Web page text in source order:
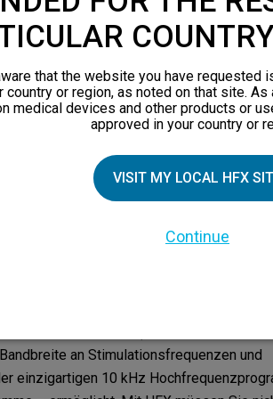
Innovationen Leben positiv zu
mit der 10kHz Therapie (HF10) sehr gute
eine noch bessere Lösung mit maximaler
wir haben zusätzliche
sie in Ihrem Therapieverlauf benötigen.
Das “X” in HFX steht dafür, dass
an Stimulationsfrequenzen und
einzigartigen 10 kHz
that the website you have requested
country or region, as noted on that site.
medical devices and other products or
approved in your country or
VISIT MY LOCAL HFX
Continue